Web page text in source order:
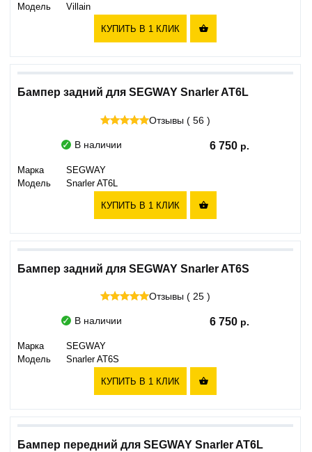
Модель
Villain
КУПИТЬ В 1 КЛИК 
Бампер задний для SEGWAY Snarler AT6L
Отзывы ( 56 )
В наличии 6 750
Марка
SEGWAY
Модель
Snarler AT6L
КУПИТЬ В 1 КЛИК 
Бампер задний для SEGWAY Snarler AT6S
Отзывы ( 25 )
В наличии 6 750
Марка
SEGWAY
Модель
Snarler AT6S
КУПИТЬ В 1 КЛИК 
Бампер передний для SEGWAY Snarler AT6L